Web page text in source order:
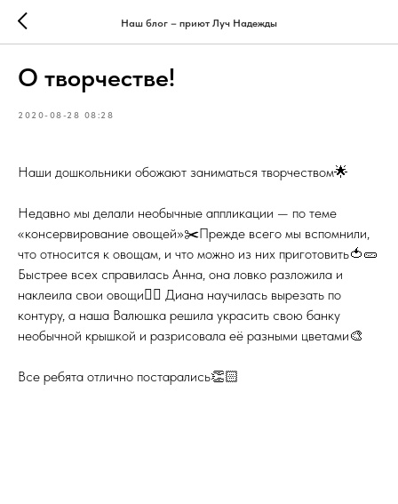
Наш блог – приют Луч Надежды
О творчестве!
2020-08-28 08:28
Наши дошкольники обожают заниматься творчеством🌟
Недавно мы делали необычные аппликации — по теме
«консервирование овощей»✂️Прежде всего мы вспомнили,
что относится к овощам, и что можно из них приготовить🍅🥒
Быстрее всех справилась Анна, она ловко разложила и
наклеила свои овощи👍🏻 Диана научилась вырезать по
контуру, а наша Валюшка решила украсить свою банку
необычной крышкой и разрисовала её разными цветами🎨
Все ребята отлично постарались👏🏻